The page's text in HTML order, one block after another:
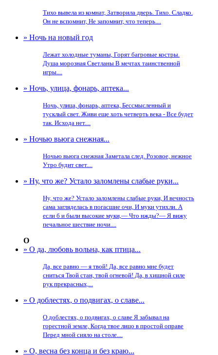
Тихо вывела из комнат, Затворила дверь. Тихо. Сладко.
Он не вспомнит, Не запомнит, что теперь....
» Ночь на новый год
Лежат холодные туманы, Горят багровые костры.
Душа морозная Светланы В мечтах таинственной
игры....
» Ночь, улица, фонарь, аптека...
Ночь, улица, фонарь, аптека, Бессмысленный и
тусклый свет. Живи еще хоть четверть века - Все будет
так. Исхода нет....
» Ночью вьюга снежная...
Ночью вьюга снежная Заметала след. Розовое, нежное
Утро будит свет....
» Ну, что же? Устало заломлены слабые руки...
Ну, что же? Устало заломлены слабые руки, И вечность
сама загляделась в погасшие очи, И муки утихли. А
если б и были высокие муки,— Что нжды?— Я вижу
печальное шествие ночи....
О
» О да, любовь вольна, как птица...
Да, все равно — я твой! Да, все равно мне будет
сниться Твой стан, твой огневой! Да, в хищной силе
рук прекрасных,...
» О доблестях, о подвигах, о славе...
О доблестях, о подвигах, о славе Я забывал на
горестной земле, Когда твое лицо в простой оправе
Перед мной сияло на столе....
» О, весна без конца и без краю...